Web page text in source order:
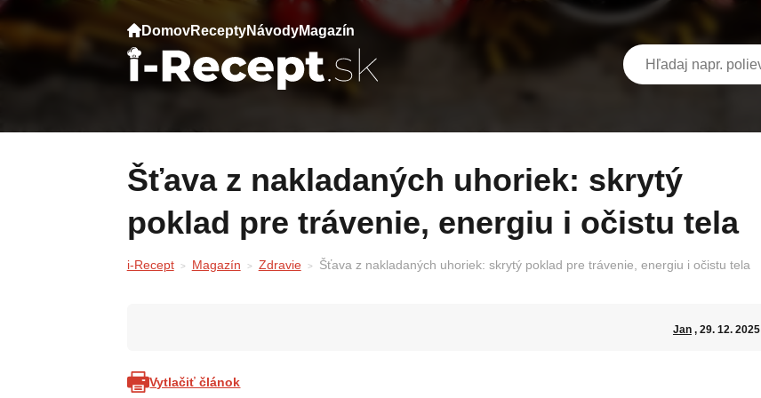
DomovReceptyNávodyMagazín
Šťava z nakladaných uhoriek: skrytý
poklad pre trávenie, energiu i očistu tela
i-Recept Magazín Zdravie Šťava z nakladaných uhoriek: skrytý poklad pre trávenie, energiu i očistu tela
Jan, 29. 12. 2025
Vytlačiť článok